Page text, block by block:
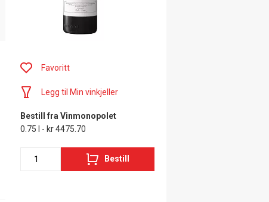
Favoritt
Legg til Min vinkjeller
Bestill fra Vinmonopolet
0.75 l - kr 4475.70
Bestill